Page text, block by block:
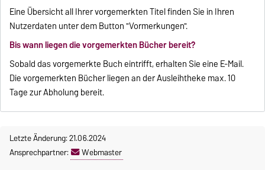
Eine Übersicht all Ihrer vorgemerkten Titel finden Sie in Ihren
Nutzerdaten unter dem Button "Vormerkungen".
Bis wann liegen die vorgemerkten Bücher bereit?
Sobald das vorgemerkte Buch eintrifft, erhalten Sie eine E-Mail.
Die vorgemerkten Bücher liegen an der Ausleihtheke max. 10
Tage zur Abholung bereit.
Letzte Änderung: 21.06.2024
Ansprechpartner:
Webmaster